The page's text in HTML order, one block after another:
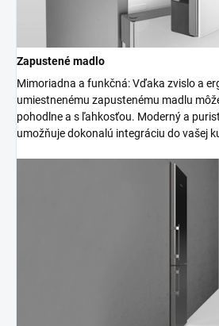
Zapustené madlo
Mimoriadna a funkčná: Vďaka zvislo a
umiestnenému zapustenému madlu
pohodlne a s ľahkosťou. Moderný a
umožňuje dokonalú integráciu do vašej